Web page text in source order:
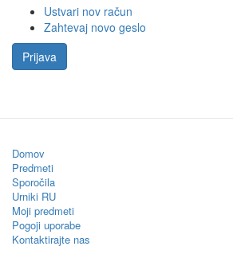
Ustvari nov račun
Zahtevaj novo geslo
Prijava
Domov
Predmeti
Sporočila
Urniki RU
Moji predmeti
Pogoji uporabe
Kontaktirajte nas